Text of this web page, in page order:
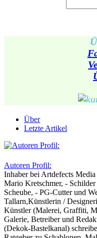
Über
Letzte Artikel
Autoren Profil:
Inhaberbei Artdefects
Mario Kretschmer, -
Scheube, - PG-Cutter und
Tallarn,Künstlerin /
Künstler (Malerei, Graffiti,
Galerie, Betreiber und
(Dekok-Bastelkanal)